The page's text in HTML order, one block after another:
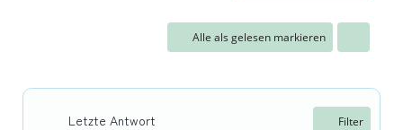
Alle als gelesen markieren
Letzte Antwort Filter